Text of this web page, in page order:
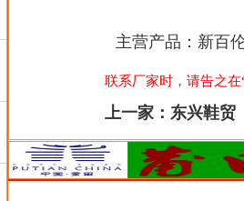
主营产品： 新百
联系厂家时，请告之
上一家： 东兴鞋贸